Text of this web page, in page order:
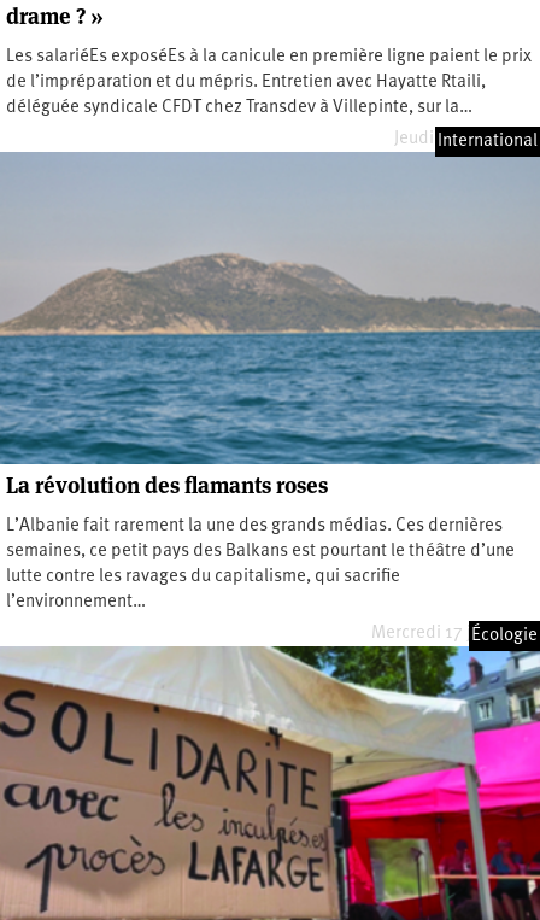
drame ? »
Les salariéEs exposéEs à la canicule en première ligne paient le prix
de l’impréparation et du mépris. Entretien avec Hayatte Rtaili,
déléguée syndicale CFDT chez Transdev à Villepinte, sur la…
Jeudi 2 juillet 2026
International
La révolution des flamants roses
L’Albanie fait rarement la une des grands médias. Ces dernières
semaines, ce petit pays des Balkans est pourtant le théâtre d’une
lutte contre les ravages du capitalisme, qui sacrifie
l’environnement…
Mercredi 17 juin 2026
Écologie